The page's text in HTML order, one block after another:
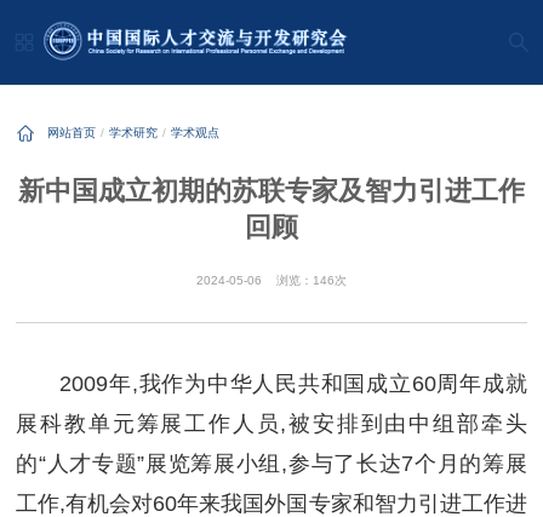
网站首页 学术研究 学术观点
新中国成立初期的苏联专家及智力引进工作
回顾
2024-05-06 浏览：146次
2009年,我作为中华人民共和国成立60周年成就
展科教单元筹展工作人员,被安排到由中组部牵头
的“人才专题”展览筹展小组,参与了长达7个月的筹展
工作,有机会对60年来我国外国专家和智力引进工作进